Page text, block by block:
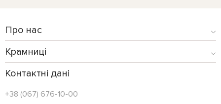
Про нас
Крамниці
Контактні дані
+38 (067) 676-10-00